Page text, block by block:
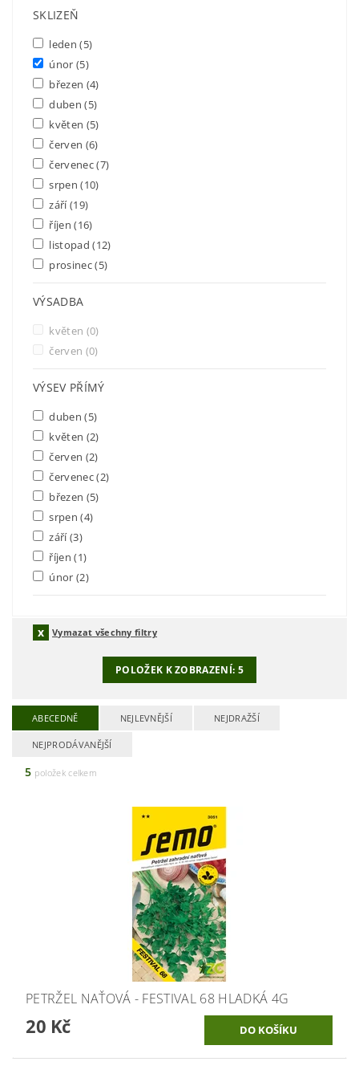
SKLIZEŇ
leden(5)
únor (5)
březen (4)
duben(5)
květen (5)
červen (6)
červenec(7)
srpen(10)
září(19)
říjen(16)
listopad(12)
prosinec(5)
VÝSADBA
květen (0)
červen (0)
VÝSEV PŘÍMÝ
duben(5)
květen (2)
červen (2)
červenec(2)
březen (5)
srpen(4)
září(3)
říjen(1)
únor (2)
Vymazat všechny filtry
POLOŽEK K ZOBRAZENÍ: 5
ABECEDNĚ NEJLEVNĚJŠÍ NEJDRAŽŠÍ
NEJPRODÁVANĚJŠÍ
5 položek celkem
PETRŽEL NAŤOVÁ - FESTIVAL 68 HLADKÁ 4G
20 Kč